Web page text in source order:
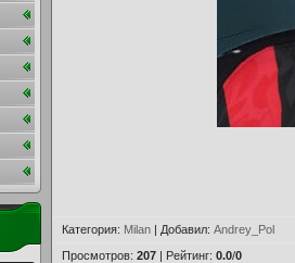
Категория: Milan | Добавил: Andrey_Pol
Просмотров: 207 | Рейтинг: 0.0/0